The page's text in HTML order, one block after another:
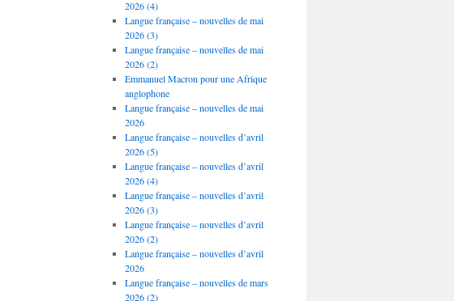
2026 (4)
Langue française – nouvelles de mai
2026 (3)
Langue française – nouvelles de mai
2026 (2)
Emmanuel Macron pour une Afrique
anglophone
Langue française – nouvelles de mai
2026
Langue française – nouvelles d’avril
2026 (5)
Langue française – nouvelles d’avril
2026 (4)
Langue française – nouvelles d’avril
2026 (3)
Langue française – nouvelles d’avril
2026 (2)
Langue française – nouvelles d’avril
2026
Langue française – nouvelles de mars
2026 (2)